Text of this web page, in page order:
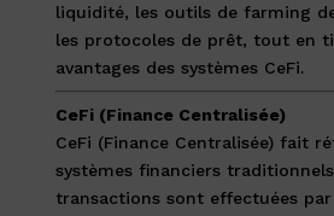
liquidité, les outils de farming
les protocoles de prêt, tout en
avantages des systèmes CeFi.
CeFi (Finance Centralisée)
CeFi (Finance Centralisée) fait
systèmes financiers
transactions sont effectuées